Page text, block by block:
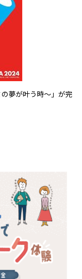
夢が叶う時～」が完